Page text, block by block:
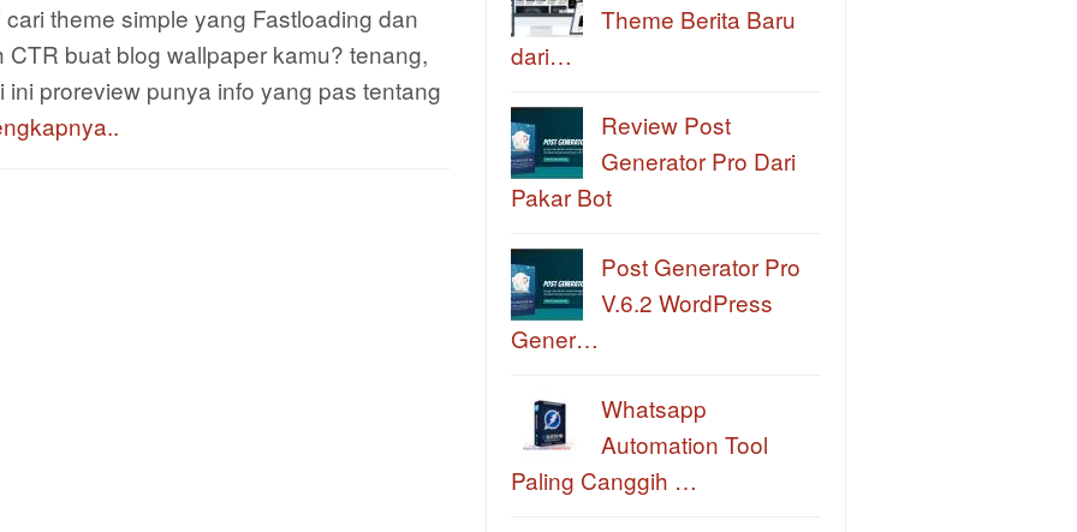
cari theme simple yang Fastloading dan
CTR buat blog wallpaper kamu? tenang,
ini proreview punya info yang pas tentang
Theme Berita Baru
dari…
Review Post
Generator Pro Dari
Pakar Bot
Post Generator Pro
V.6.2 WordPress
Gener…
Whatsapp
Automation Tool
Paling Canggih …